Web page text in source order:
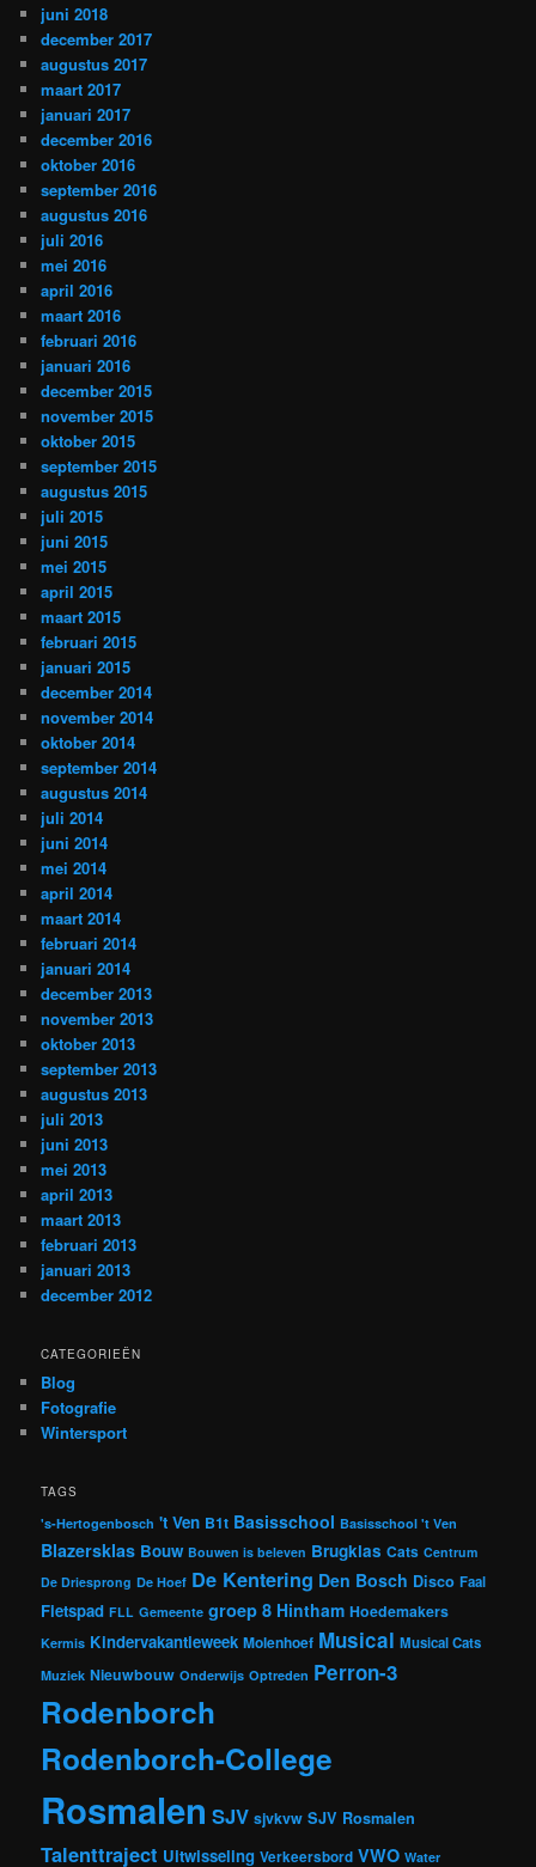
juni 2018
december 2017
augustus 2017
maart 2017
januari 2017
december 2016
oktober 2016
september 2016
augustus 2016
juli 2016
mei 2016
april 2016
maart 2016
februari 2016
januari 2016
december 2015
november 2015
oktober 2015
september 2015
augustus 2015
juli 2015
juni 2015
mei 2015
april 2015
maart 2015
februari 2015
januari 2015
december 2014
november 2014
oktober 2014
september 2014
augustus 2014
juli 2014
juni 2014
mei 2014
april 2014
maart 2014
februari 2014
januari 2014
december 2013
november 2013
oktober 2013
september 2013
augustus 2013
juli 2013
juni 2013
mei 2013
april 2013
maart 2013
februari 2013
januari 2013
december 2012
CATEGORIEËN
Blog
Fotografie
Wintersport
TAGS
's-Hertogenbosch 't Ven B1t Basisschool Basisschool 't Ven
Blazersklas Bouw Bouwen is beleven Brugklas Cats Centrum
De Driesprong De Hoef De Kentering Den Bosch Disco Faal
Fietspad FLL Gemeente groep 8 Hintham Hoedemakers
Kermis Kindervakantieweek Molenhoef Musical Musical Cats
Muziek Nieuwbouw Onderwijs Optreden Perron-3
Rodenborch
Rodenborch-College
Rosmalen SJV sjvkvw SJV Rosmalen
Talenttraject Uitwisseling Verkeersbord VWO Water